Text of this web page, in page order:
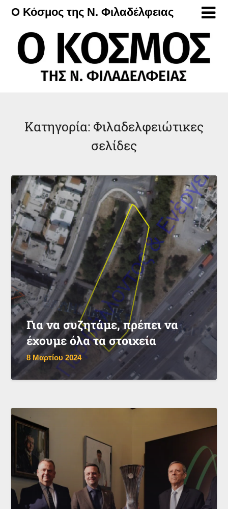
Μετάβαση
περιεχόμενο
Ο Κόσμος της Ν. Φιλαδέλφειας
Κατηγορία: Φιλαδελφειώτικες
σελίδες
Για να συζητάμε, πρέπει να
έχουμε όλα τα στοιχεία
8 Μαρτίου 2024